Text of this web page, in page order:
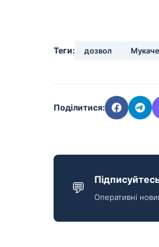
Теги: дозвол
Поділитися:
💬
Оперативні